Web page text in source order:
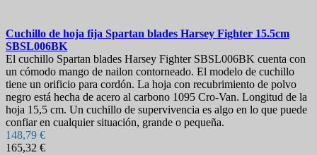
Cuchillo de hoja fija Spartan blades Harsey Fighter 15.5cm
SBSL006BK
El cuchillo Spartan blades Harsey Fighter SBSL006BK cuenta con
un cómodo mango de nailon contorneado. El modelo de cuchillo
tiene un orificio para cordón. La hoja con recubrimiento de polvo
negro está hecha de acero al carbono 1095 Cro-Van. Longitud de la
hoja 15,5 cm. Un cuchillo de supervivencia es algo en lo que puede
confiar en cualquier situación, grande o pequeña.
148,79 €
165,32 €